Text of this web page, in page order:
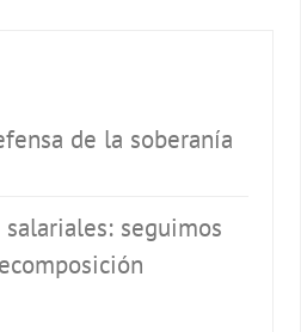
de la soberanía
seguimos